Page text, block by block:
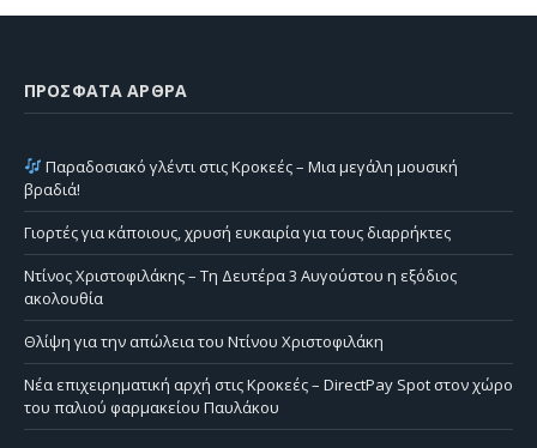
ΠΡΌΣΦΑΤΑ ΆΡΘΡΑ
Παραδοσιακό γλέντι στις Κροκεές – Μια μεγάλη μουσική
βραδιά!
Γιορτές για κάποιους, χρυσή ευκαιρία για τους διαρρήκτες
Ντίνος Χριστοφιλάκης – Τη Δευτέρα 3 Αυγούστου η εξόδιος
ακολουθία
Θλίψη για την απώλεια του Ντίνου Χριστοφιλάκη
Νέα επιχειρηματική αρχή στις Κροκεές – DirectPay Spot στον χώρο
του παλιού φαρμακείου Παυλάκου